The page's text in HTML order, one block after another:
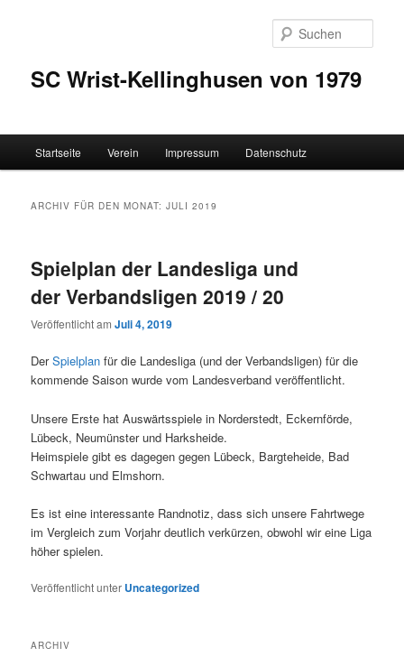
SC Wrist-Kellinghusen von 1979
Startseite Verein Impressum Datenschutz
ARCHIV FÜR DEN MONAT:JULI 2019
Spielplan der Landesliga und
der Verbandsligen 2019 / 20
Veröffentlicht amJuli 4, 2019
DerSpielplan für die Landesliga (und der Verbandsligen) für die
kommende Saison wurde vom Landesverband veröffentlicht.
Unsere Erste hat Auswärtsspiele in Norderstedt, Eckernförde,
Lübeck, Neumünster und Harksheide.
Heimspiele gibt es dagegen gegen Lübeck, Bargteheide, Bad
Schwartau und Elmshorn.
Es ist eine interessante Randnotiz, dass sich unsere Fahrtwege
im Vergleich zum Vorjahr deutlich verkürzen, obwohl wir eine Liga
höher spielen.
Veröffentlicht unter Uncategorized
ARCHIV